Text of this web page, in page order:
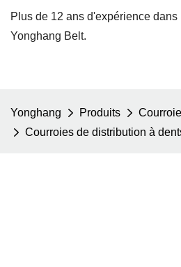
Plus de 12 ans d'expérience
Yonghang Belt.
Yonghang Produits
Courroies de distribution à